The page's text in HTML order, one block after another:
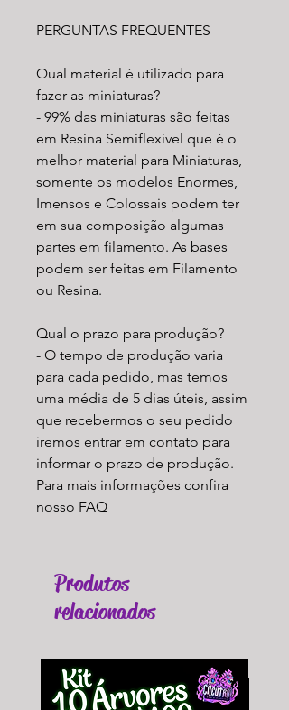
PERGUNTAS FREQUENTES
Qual material é utilizado para
fazer as miniaturas?
- 99% das miniaturas são feitas
em Resina Semiflexível que é o
melhor material para Miniaturas,
somente os modelos Enormes,
Imensos e Colossais podem ter
em sua composição algumas
partes em filamento. As bases
podem ser feitas em Filamento
ou Resina.
Qual o prazo para produção?
- O tempo de produção varia
para cada pedido, mas temos
uma média de 5 dias úteis, assim
que recebermos o seu pedido
iremos entrar em contato para
informar o prazo de produção.
Para mais informações confira
nosso FAQ
Produtos
relacionados